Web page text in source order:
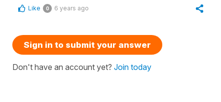
Like 0 6 years ago
Sign in to submit your answer
Don't have an account yet? Join today